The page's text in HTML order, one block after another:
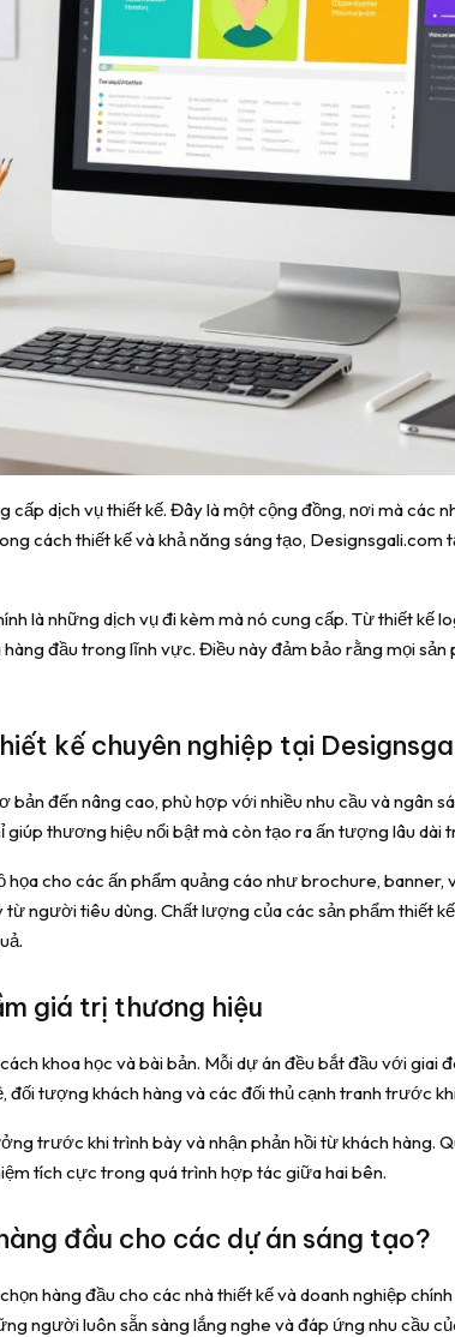
dịch vụ thiết kế. Đây là một cộng đồng, nơi mà các
cách thiết kế và khả năng sáng tạo,
là những dịch vụ đi kèm mà nó cung cấp. Từ thiết kế
đầu trong lĩnh vực. Điều này đảm bảo rằng mọi
kế chuyên nghiệp tại
đến nâng cao, phù hợp với nhiều nhu cầu và ngân
thương hiệu nổi bật mà còn tạo ra ấn tượng lâu dài
cho các ấn phẩm quảng cáo như brochure,
người tiêu dùng. Chất lượng của các sản phẩm thiết
giá trị thương hiệu
khoa học và bài bản. Mỗi dự án đều bắt đầu với giai
đối tượng khách hàng và các đối thủ cạnh tranh trước
trước khi trình bày và nhận phản hồi từ khách hàng.
tích cực trong quá trình hợp tác giữa hai bên.
đầu cho các dự án sáng tạo?
hàng đầu cho các nhà thiết kế và doanh nghiệp
người luôn sẵn sàng lắng nghe và đáp ứng nhu cầu